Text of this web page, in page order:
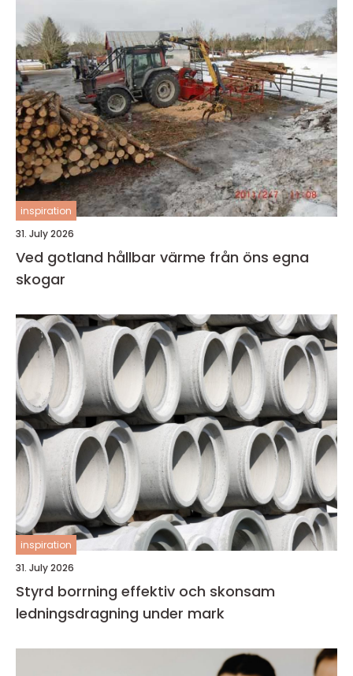
inspiration
31. July 2026
Ved gotland hållbar värme från öns egna
skogar
inspiration
31. July 2026
Styrd borrning effektiv och skonsam
ledningsdragning under mark